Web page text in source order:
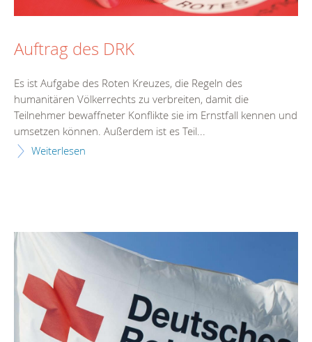
Auftrag des DRK
Es ist Aufgabe des Roten Kreuzes, die Regeln des
humanitären Völkerrechts zu verbreiten, damit die
Teilnehmer bewaffneter Konflikte sie im Ernstfall kennen und
umsetzen können. Außerdem ist es Teil...
Weiterlesen